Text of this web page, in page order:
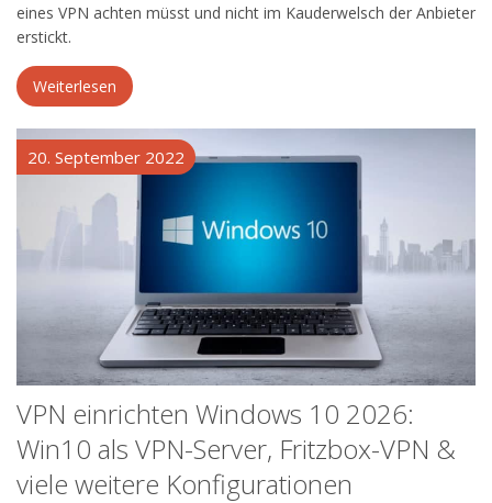
eines VPN achten müsst und nicht im Kauderwelsch der Anbieter
erstickt.
Weiterlesen
20. September 2022
VPN einrichten Windows 10 2026:
Win10 als VPN-Server, Fritzbox-VPN &
viele weitere Konfigurationen